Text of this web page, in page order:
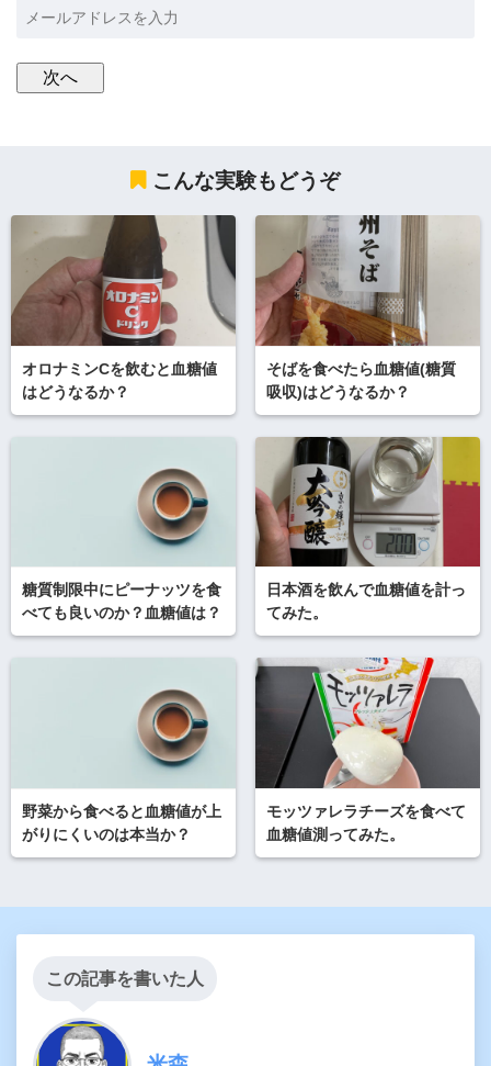
こんな実験もどうぞ
オロナミンCを飲むと血糖値
はどうなるか？
そばを食べたら血糖値(糖質
吸収)はどうなるか？
糖質制限中にピーナッツを食
べても良いのか？血糖値は？
日本酒を飲んで血糖値を計っ
てみた。
野菜から食べると血糖値が上
がりにくいのは本当か？
モッツァレラチーズを食べて
血糖値測ってみた。
この記事を書いた人